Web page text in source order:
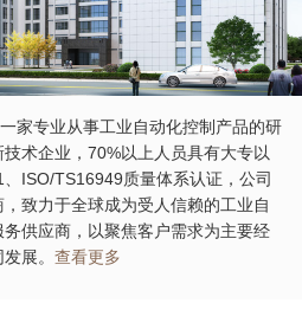
专业从事工业自动化控制产品的研
术企业，70%以上人员具有大专以
ISO/TS16949质量体系认证，公司
致力于全球成为受人信赖的工业自
供应商，以聚焦客户需求为主要经
展。 查看更多